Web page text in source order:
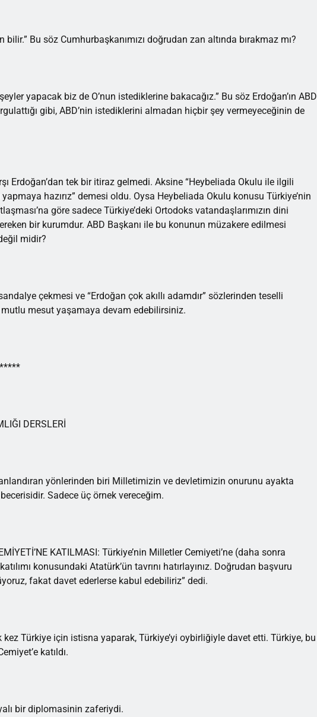
Bu söz Cumhurbaşkanımızı doğrudan zan altında bırakmaz mı?
yapacak biz de O’nun istediklerine bakacağız.” Bu söz Erdoğan’ın ABD
gibi, ABD’nin istediklerini almadan hiçbir şey vermeyeceğinin de
Erdoğan’dan tek bir itiraz gelmedi. Aksine “Heybeliada Okulu ile ilgili
hazırız” demesi oldu. Oysa Heybeliada Okulu konusu Türkiye’nin
göre sadece Türkiye’deki Ortodoks vatandaşlarımızın dini
bir kurumdur. ABD Başkanı ile bu konunun müzakere edilmesi
midir?
çekmesi ve “Erdoğan çok akıllı adamdır” sözlerinden teselli
mesut yaşamaya devam edebilirsiniz.
DERSLERİ
yönlerinden biri Milletimizin ve devletimizin onurunu ayakta
Sadece üç örnek vereceğim.
KATILMASI: Türkiye’nin Milletler Cemiyeti’ne (daha sonra
konusundaki Atatürk’ün tavrını hatırlayınız. Doğrudan başvuru
fakat davet ederlerse kabul edebiliriz” dedi.
Türkiye için istisna yaparak, Türkiye’yi oybirliğiyle davet etti. Türkiye, bu
katıldı.
bir diplomasinin zaferiydi.